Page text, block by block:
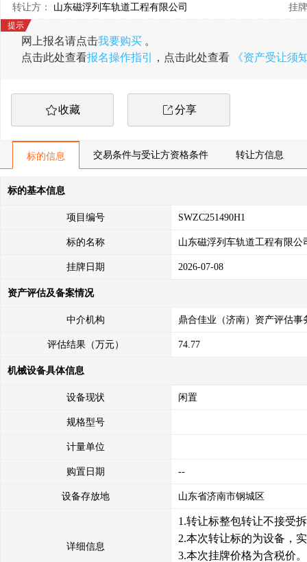
转让方： 山东磁浮列车轨道工程有限公司 挂
网上报名请点击我要购买 。
点击此处查看报名操作指引 ，点击此处查看 《资产受让须
收藏 分享
标的信息 交易条件与受让方资格条件 转让方信息
标的基本信息
项目编号 SWZC251490H1
标的名称 山东磁浮列车轨道工程有限公
挂牌日期 2026-07-08
资产评估及备案情况
中介机构 鼎合佳业（济南）资产评估事
评估结果（万元） 74.77
机械设备具体信息
设备现状 闲置
规格型号
计量单位
购置日期 --
设备存放地 山东省济南市钢城区
详细信息
1.转让标整包转让不接受
2.本次转让标的为设备，
3.本次挂牌价格为含税价。